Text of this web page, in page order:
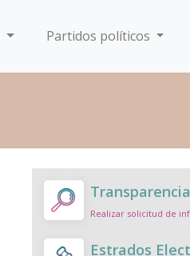
Partidos políticos
Transparencia
Realizar solicitud de
Estrados